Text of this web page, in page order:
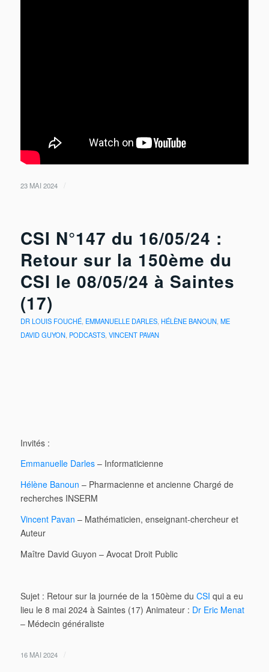
23 MAI 2024 /
CSI N°147 du 16/05/24 :
Retour sur la 150ème du
CSI le 08/05/24 à Saintes
(17)
DR LOUIS FOUCHÉ, EMMANUELLE DARLES, HÉLÈNE BANOUN, ME
DAVID GUYON, PODCASTS, VINCENT PAVAN
Invités :
Emmanuelle Darles– Informaticienne
Hélène Banoun – Pharmacienne et ancienne Chargé de
recherches INSERM
Vincent Pavan – Mathématicien, enseignant-chercheur et
Auteur
Maître David Guyon – Avocat Droit Public
Sujet : Retour sur la journée de la 150ème du CSI qui a eu
lieu le 8 mai 2024 à Saintes (17) Animateur : Dr Eric Menat
– Médecin généraliste
16 MAI 2024 /